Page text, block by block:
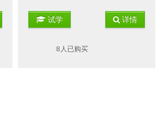
试学 详情
8人已购买